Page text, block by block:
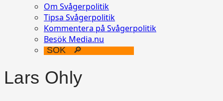
Om Svågerpolitik
Tipsa Svågerpolitik
Kommentera på Svågerpolitik
Besök Media.nu
Lars Ohly